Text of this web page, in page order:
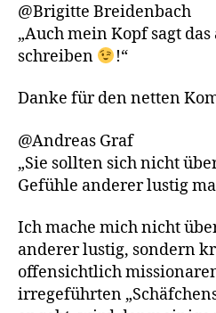
@Brigitte Breidenbach
„Auch mein Kopf sagt das
schreiben
!“
Danke für den netten
@Andreas Graf
„Sie sollten sich nicht
Gefühle anderer lustig
Ich mache mich nicht
anderer lustig, sondern
offensichtlich
irregeführten